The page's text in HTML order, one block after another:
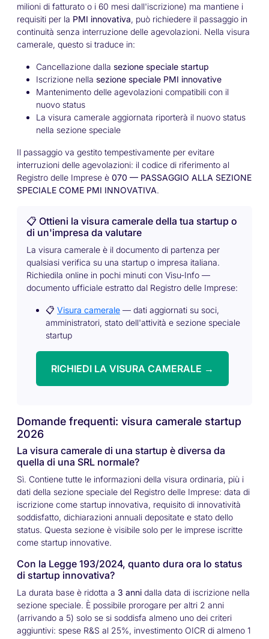
milioni di fatturato o i 60 mesi dall'iscrizione) ma mantiene i
requisiti per la PMI innovativa, può richiedere il passaggio in
continuità senza interruzione delle agevolazioni. Nella visura
camerale, questo si traduce in:
Cancellazione dalla sezione speciale startup
Iscrizione nella sezione speciale PMI innovative
Mantenimento delle agevolazioni compatibili con il
nuovo status
La visura camerale aggiornata riporterà il nuovo status
nella sezione speciale
Il passaggio va gestito tempestivamente per evitare
interruzioni delle agevolazioni: il codice di riferimento al
Registro delle Imprese è 070 — PASSAGGIO ALLA SEZIONE
SPECIALE COME PMI INNOVATIVA.
📋 Ottieni la visura camerale della tua startup o
di un'impresa da valutare
La visura camerale è il documento di partenza per
qualsiasi verifica su una startup o impresa italiana.
Richiedila online in pochi minuti con Visu-Info —
documento ufficiale estratto dal Registro delle Imprese:
📋 Visura camerale — dati aggiornati su soci,
amministratori, stato dell'attività e sezione speciale
startup
RICHIEDI LA VISURA CAMERALE →
Domande frequenti: visura camerale startup
2026
La visura camerale di una startup è diversa da
quella di una SRL normale?
Sì. Contiene tutte le informazioni della visura ordinaria, più i
dati della sezione speciale del Registro delle Imprese: data di
iscrizione come startup innovativa, requisito di innovatività
soddisfatto, dichiarazioni annuali depositate e stato dello
status. Questa sezione è visibile solo per le imprese iscritte
come startup innovative.
Con la Legge 193/2024, quanto dura ora lo status
di startup innovativa?
La durata base è ridotta a 3 anni dalla data di iscrizione nella
sezione speciale. È possibile prorogare per altri 2 anni
(arrivando a 5) solo se si soddisfa almeno uno dei criteri
aggiuntivi: spese R&S al 25%, investimento OICR di almeno 1